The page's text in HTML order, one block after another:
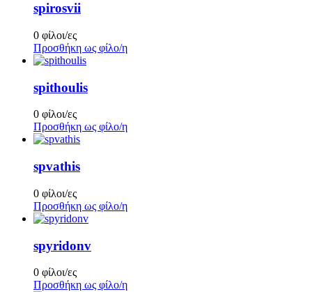
spirosvii
0 φίλοι/ες
Προσθήκη ως φίλο/η
spithoulis
0 φίλοι/ες
Προσθήκη ως φίλο/η
spvathis
0 φίλοι/ες
Προσθήκη ως φίλο/η
spyridonv
0 φίλοι/ες
Προσθήκη ως φίλο/η